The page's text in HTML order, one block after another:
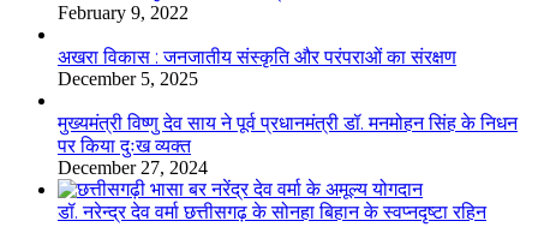
February 9, 2022
अखरा विकास : जनजातीय संस्कृति और परंपराओं का संरक्षण
December 5, 2025
मुख्यमंत्री विष्णु देव साय ने पूर्व प्रधानमंत्री डॉ. मनमोहन सिंह के निधन
पर किया दुःख व्यक्त
December 27, 2024
डॉ. नरेन्द्र देव वर्मा छत्तीसगढ़ के सोनहा बिहान के स्वप्नदृष्टा रहिन